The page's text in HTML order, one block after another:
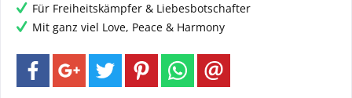
Für Freiheitskämpfer & Liebesbotschafter
Mit ganz viel Love, Peace & Harmony